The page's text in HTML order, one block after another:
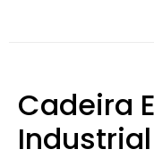
Cadeira